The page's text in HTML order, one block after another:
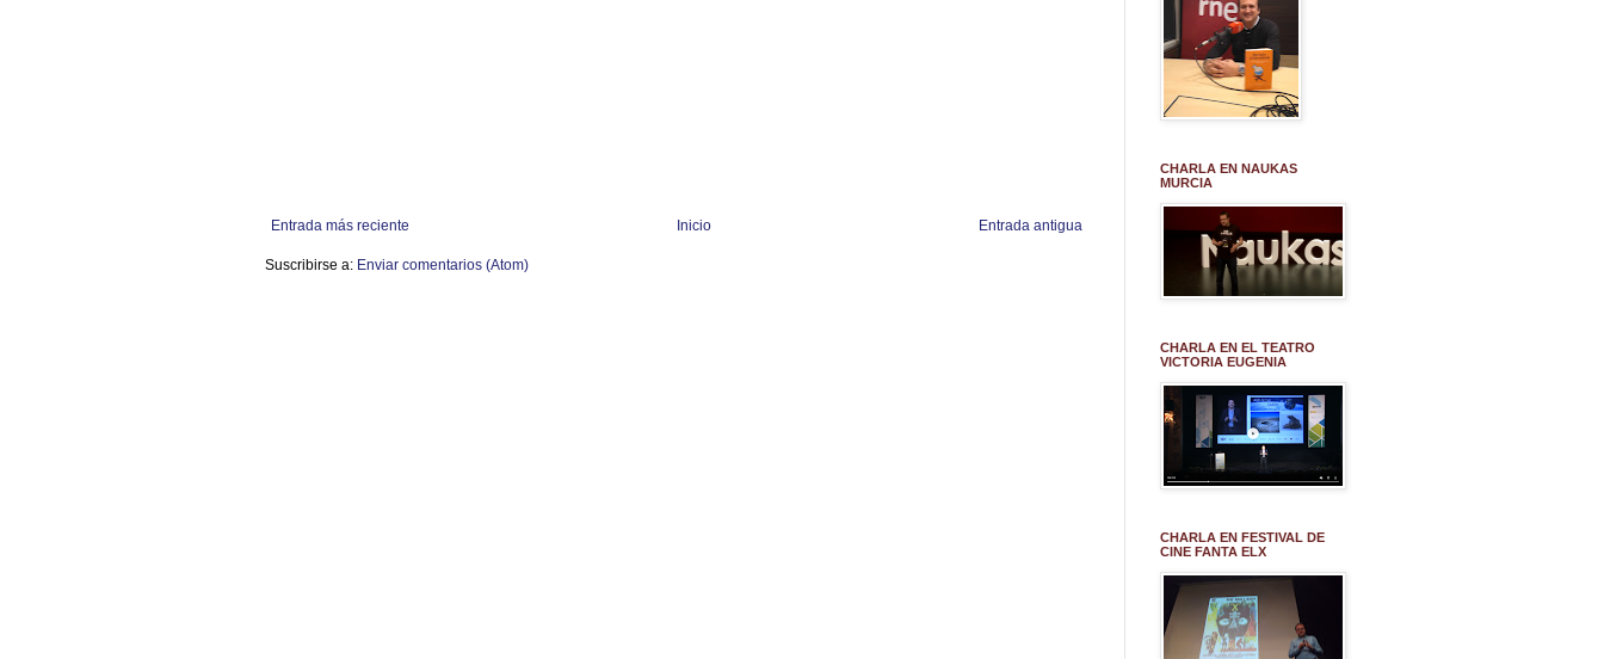
Entrada más reciente Entrada antigua
Inicio
Suscribirse a: Enviar comentarios (Atom)
CHARLA EN NAUKAS
MURCIA
CHARLA EN EL TEATRO
VICTORIA EUGENIA
CHARLA EN FESTIVAL DE
CINE FANTA ELX